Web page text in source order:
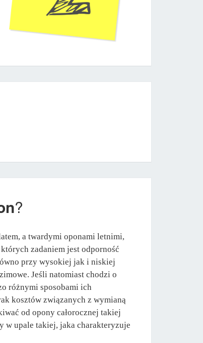
?
a twardymi oponami letnimi,
zadaniem jest odporność
przy wysokiej jak i niskiej
Jeśli natomiast chodzi o
różnymi sposobami ich
kosztów związanych z wymianą
od opony całorocznej takiej
w upale takiej, jaka charakteryzuje